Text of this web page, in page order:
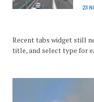
23
Recent tabs widget still
title, and select type for